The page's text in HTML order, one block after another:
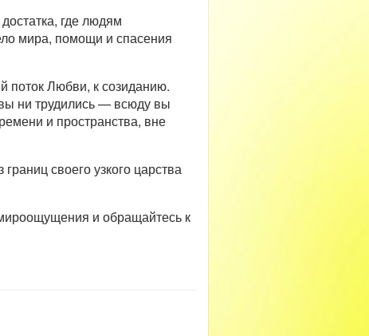
где людям
мира, помощи и спасения
поток Любви, к созиданию.
ни трудились — всюду вы
и пространства, вне
своего узкого царства
и обращайтесь к